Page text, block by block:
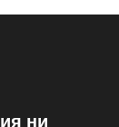
ни